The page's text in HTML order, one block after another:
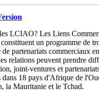
LCIAO? Les Liens
un programme de
de partenariats commerciaux
relations peuvent prendre
joint-ventures et
dans 18 pays d'Afrique de
la Mauritanie et le Tchad.